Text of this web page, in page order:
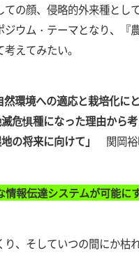
の顔、侵略的外来種とし
ウム・テーマとなり、
えてみたい。
環境への適応と栽培化に
危惧種になった理由から
地の将来に向けて」 関岡裕
報伝達システムが可能に
、そしていつの間にか枯